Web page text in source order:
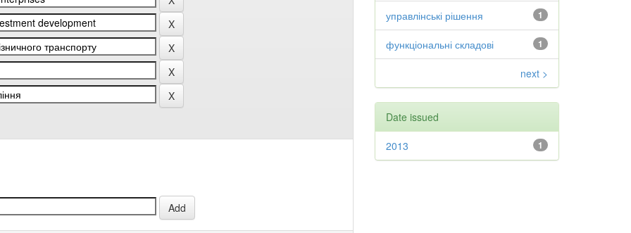
1
управлінські рішення
1
функціональні складові
next >
Date issued
1
2013